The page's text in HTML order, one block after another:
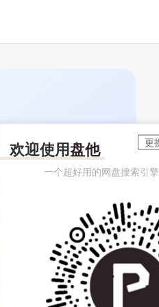
欢迎使用盘他
一个超好用的网盘搜索引擎